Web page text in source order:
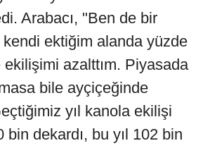
Arabacı, "Ben de bir
ektiğim alanda yüzde
azalttım. Piyasada
bile ayçiçeğinde
yıl kanola ekilişi
dekardı, bu yıl 102 bin